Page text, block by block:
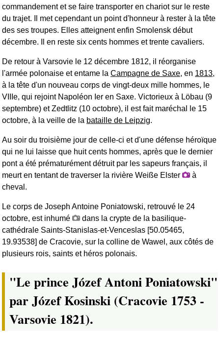
commandement et se faire transporter en chariot sur le reste
du trajet. Il met cependant un point d'honneur à rester à la tête
des ses troupes. Elles atteignent enfin Smolensk début
décembre. Il en reste six cents hommes et trente cavaliers.
De retour à Varsovie le 12 décembre 1812, il réorganise
l'armée polonaise et entame la Campagne de Saxe, en 1813,
à la tête d'un nouveau corps de vingt-deux mille hommes, le
VIIIe, qui rejoint Napoléon Ier en Saxe. Victorieux à Löbau (9
septembre) et Zedtlitz (10 octobre), il est fait maréchal le 15
octobre, à la veille de la bataille de Leipzig.
Au soir du troisième jour de celle-ci et d'une défense héroïque
qui ne lui laisse que huit cents hommes, après que le dernier
pont a été prématurément détruit par les sapeurs français, il
meurt en tentant de traverser la rivière Weiße Elster
à
cheval.
Le corps de Joseph Antoine Poniatowski, retrouvé le 24
octobre, est inhumé
dans la crypte de la basilique-
cathédrale Saints-Stanislas-et-Venceslas [50.05465,
19.93538] de Cracovie, sur la colline de Wawel, aux côtés de
plusieurs rois, saints et héros polonais.
"Le prince Józef Antoni Poniatowski"
par Józef Kosinski (Cracovie 1753 -
Varsovie 1821).